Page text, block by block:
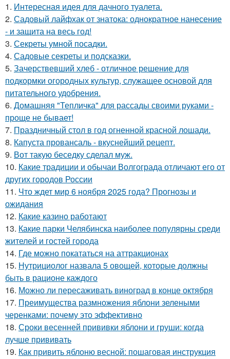
1. Интересная идея для дачного туалета.
2. Садовый лайфхак от знатока: однократное нанесение
- и защита на весь год!
3. Секреты умной посадки.
4. Садовые секреты и подсказки.
5. Зачерствевший хлеб - отличное решение для
подкормки огородных культур, служащее основой для
питательного удобрения.
6. Домашняя "Тепличка" для рассады своими руками -
проще не бывает!
7. Праздничный стол в год огненной красной лошади.
8. Капуста провансаль - вкуснейший рецепт.
9. Вот такую беседку сделал муж.
10. Какие традиции и обычаи Волгограда отличают его от
других городов России
11. Что ждет мир 6 ноября 2025 года? Прогнозы и
ожидания
12. Какие казино работают
13. Какие парки Челябинска наиболее популярны среди
жителей и гостей города
14. Где можно покататься на аттракционах
15. Нутрициолог назвала 5 овощей, которые должны
быть в рационе каждого
16. Можно ли пересаживать виноград в конце октября
17. Преимущества размножения яблони зелеными
черенками: почему это эффективно
18. Сроки весенней прививки яблони и груши: когда
лучше прививать
19. Как привить яблоню весной: пошаговая инструкция